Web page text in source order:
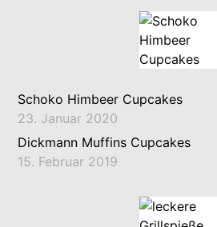
Schoko Himbeer Cupcakes
23. Januar 2020
Dickmann Muffins Cupcakes
15. Februar 2019